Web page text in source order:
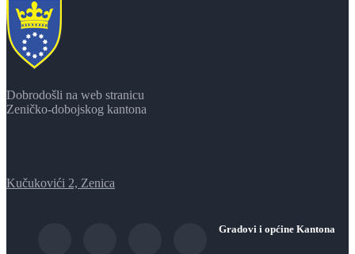
Dobrodošli na web stranicu
Zeničko-dobojskog kantona
Kučukovići 2, Zenica
Gradovi i općine Kantona